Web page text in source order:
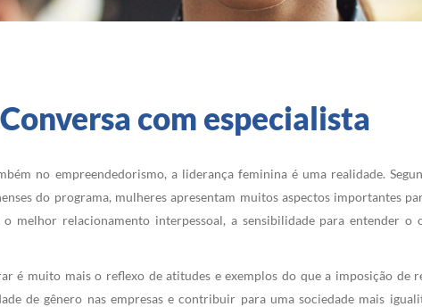
com especialista
no empreendedorismo, a liderança feminina é uma realidade.
do programa, mulheres apresentam muitos aspectos importantes
o melhor relacionamento interpessoal, a sensibilidade para entender
muito mais o reflexo de atitudes e exemplos do que a imposição de
de gênero nas empresas e contribuir para uma sociedade mais